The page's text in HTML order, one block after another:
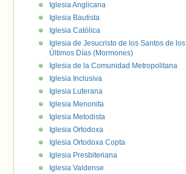
Iglesia Anglicana
Iglesia Bautista
Iglesia Católica
Iglesia de Jesucristo de los Santos de los
Últimos Días (Mormones)
Iglesia de la Comunidad Metropolitana
Iglesia Inclusiva
Iglesia Luterana
Iglesia Menonita
Iglesia Metodista
Iglesia Ortodoxa
Iglesia Ortodoxa Copta
Iglesia Presbiteriana
Iglesia Valdense